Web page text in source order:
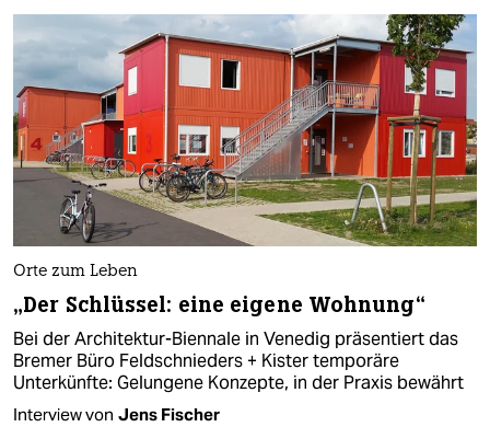
Orte zum Leben
„Der Schlüssel: eine eigene Wohnung“
Bei der Architektur-Biennale in Venedig präsentiert das
Bremer Büro Feldschnieders + Kister temporäre
Unterkünfte: Gelungene Konzepte, in der Praxis bewährt
Interview von Jens Fischer